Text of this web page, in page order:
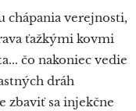
chápania verejnosti,
ťažkými kovmi
čo nakoniec vedie
dráh
zbaviť sa injekčne